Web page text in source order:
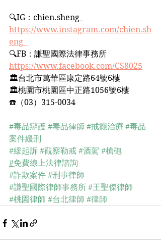
🔍IG：chien.sheng_﻿
https://www.instagram.com/chien.sh
eng_
🔍FB：謙聖國際法律事務所﻿
https://www.facebook.com/CS8025
🏛台北市萬華區康定路64號6樓﻿
🏛桃園市桃園區中正路1056號6樓﻿
☎️（03）315-0034﻿
#毒品辯護 #毒品律師 #戒癮治療 #毒品
案件緩刑
#緩起訴 #觀察勒戒 #酒駕 #槍砲
#免費線上法律諮詢
#詐欺案件 #刑事律師
#謙聖國際律師事務所 #王聖傑律師
#桃園律師 #台北律師 #律師